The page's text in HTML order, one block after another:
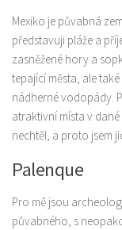
Mexiko je půvabná
představuji pláže a
zasněžené hory a
tepající města, ale
nádherné vodopády.
atraktivní místa v
nechtěl, a proto jsem
Palenque
Pro mě jsou
půvabného, s